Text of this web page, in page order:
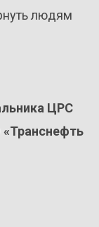
людям
ЦРС